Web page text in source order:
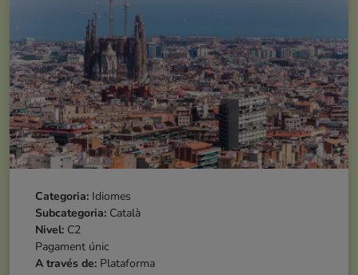
Categoria: Idiomes
Subcategoria: Català
Nivel: C2
Pagament únic
A través de: Plataforma